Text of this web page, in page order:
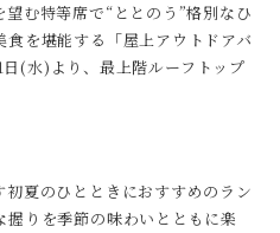
望む特等席で“ととのう”格別なひ
を堪能する「屋上アウトドアバ
(水)より、最上階ルーフトップ
初夏のひとときにおすすめのラン
りを季節の味わいとともに楽